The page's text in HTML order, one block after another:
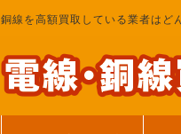
銅線を高額買取している業者はど